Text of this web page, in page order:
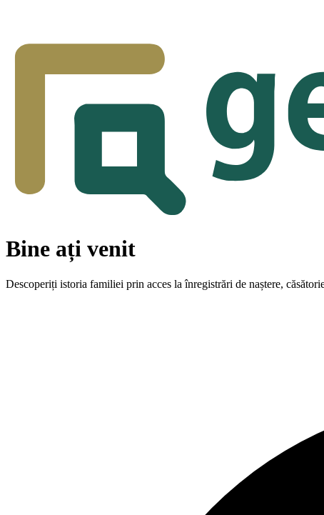
Bine ați venit
Descoperiți istoria familiei prin acces la înregistrări de naștere,